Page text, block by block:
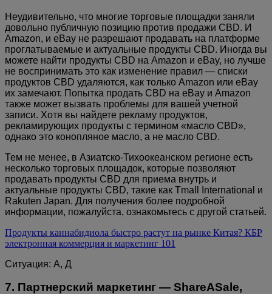
Неудивительно, что многие торговые площадки заняли
довольно публичную позицию против продажи CBD. И
Amazon, и eBay не разрешают продавать на платформе
проглатываемые и актуальные продукты CBD. Иногда вы
можете найти продукты CBD на Amazon и eBay, но лучше
не воспринимать это как изменение правил — списки
продуктов CBD удаляются, как только Amazon или eBay
их замечают. Попытка продать CBD на eBay и Amazon
также может вызвать проблемы для вашей учетной
записи. Хотя вы найдете рекламу продуктов,
рекламирующих продукты с термином «масло CBD»,
однако это конопляное масло, а не масло CBD.
Тем не менее, в Азиатско-Тихоокеанском регионе есть
несколько торговых площадок, которые позволяют
продавать продукты CBD для приема внутрь и
актуальные продукты CBD, такие как Tmall International и
Rakuten Japan. Для получения более подробной
информации, пожалуйста, ознакомьтесь с другой статьей.
Продукты каннабидиола быстро растут на рынке Китая? КБР
электронная коммерция и маркетинг 101
Ситуация: А, Д
7. Партнерский маркетинг — ShareASale,